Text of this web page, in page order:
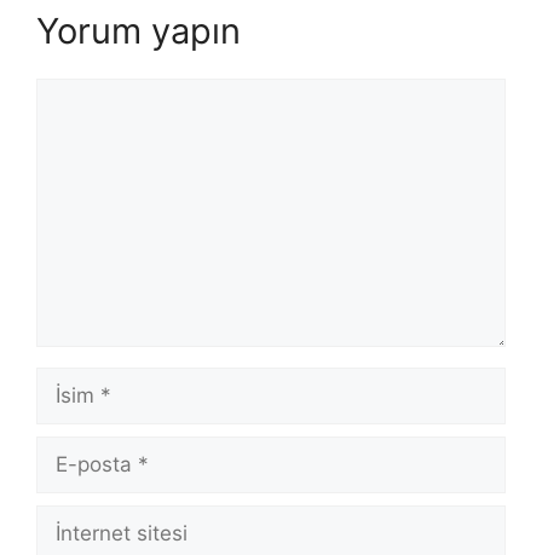
Yorum yapın
İsim
posta
İnternet
sitesi